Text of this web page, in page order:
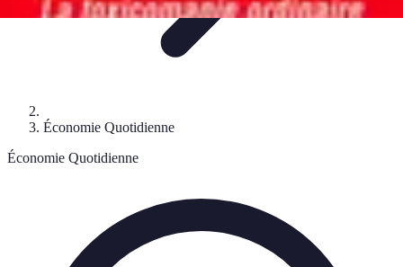
Économie Quotidienne
Économie Quotidienne